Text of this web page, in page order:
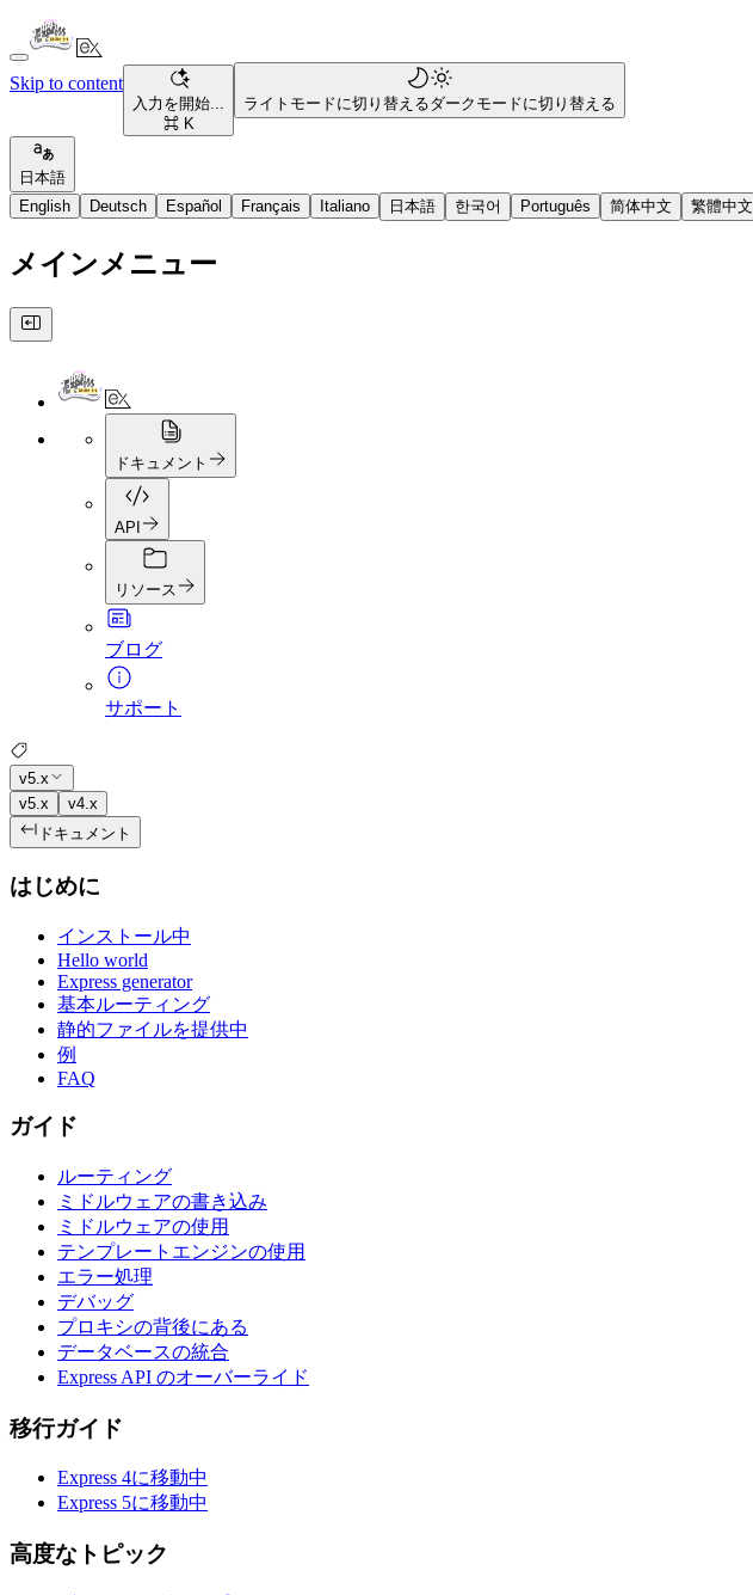
Skip to content
入力を開始...
⌘ K
ライトモードに切り替えるダークモードに切り替える
日本語
English
Deutsch Español Français Italiano 日本語 한국어 Português 简体中文 繁體中文
メインメニュー
ドキュメント
API
リソース
ブログ
サポート
v5.x
v5.x
v4.x
ドキュメント
はじめに
インストール中
Hello world
Express generator
基本ルーティング
静的ファイルを提供中
例
FAQ
ガイド
ルーティング
ミドルウェアの書き込み
ミドルウェアの使用
テンプレートエンジンの使用
エラー処理
デバッグ
プロキシの背後にある
データベースの統合
Express API のオーバーライド
移行ガイド
Express 4に移動中
Express 5に移動中
高度なトピック